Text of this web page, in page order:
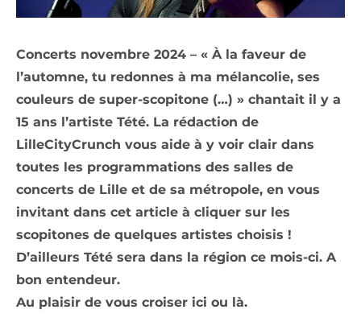
Concerts novembre 2024 – « À la faveur de
l’automne, tu redonnes à ma mélancolie, ses
couleurs de super-scopitone (…) » chantait il y a
15 ans l’artiste Tété. La rédaction de
LilleCityCrunch vous aide à y voir clair dans
toutes les programmations des salles de
concerts de Lille et de sa métropole, en vous
invitant dans cet article à cliquer sur les
scopitones de quelques artistes choisis !
D’ailleurs Tété sera dans la région ce mois-ci. A
bon entendeur.
Au plaisir de vous croiser ici ou là.